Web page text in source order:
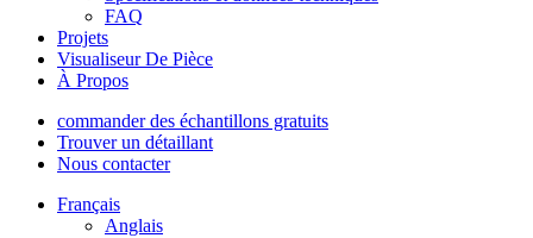
FAQ
Projets
Visualiseur De Pièce
À Propos
commander des échantillons gratuits
Trouver un détaillant
Nous contacter
Français
Anglais